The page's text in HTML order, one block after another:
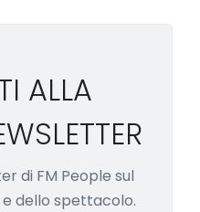
ALLA
di FM People sul
dello spettacolo.